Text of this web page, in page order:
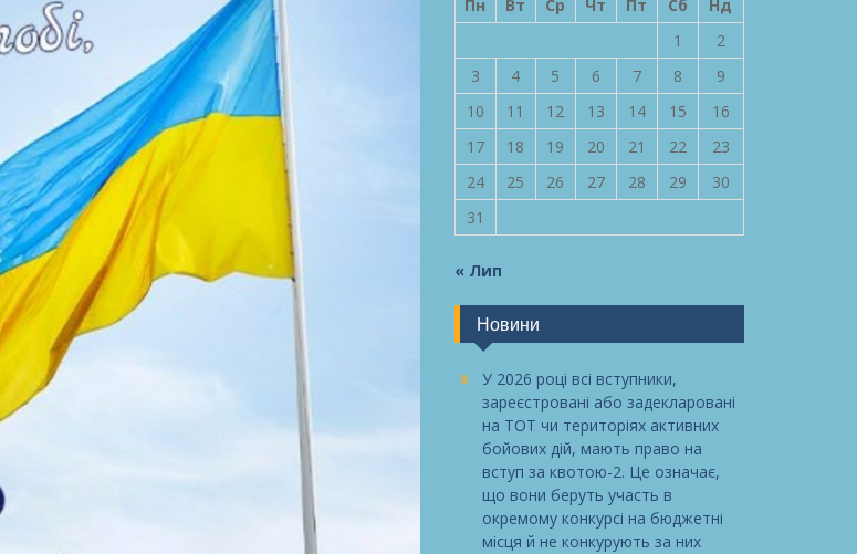
Пн
Вт Ср Чт Пт Сб
Нд
1
2
3
4 5 6 7 8
9
10
11 12 13 14 15
16
17
18 19 20 21 22
23
24
25 26 27 28 29
30
31
« Лип
Новини
У 2026 році всі вступники,
зареєстровані або задекларовані
на ТОТ чи територіях активних
бойових дій, мають право на
вступ за квотою-2. Це означає,
що вони беруть участь в
окремому конкурсі на бюджетні
місця й не конкурують за них